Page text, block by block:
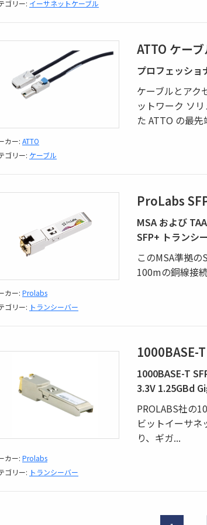
ゴリー: イーサネットケーブル
ATTO ケー
プロフェッショ
ケーブルとアク
ットワーク ソ
た ATTO の最先
カー: ATTO
ゴリー: ケーブル
ProLabs
MSA および
SFP+ トランシ
このMSA準拠
100mの銅線接
カー: Prolabs
ゴリー: トランシーバー
1000BASE-
1000BASE-T
3.3V 1.25GBd
PROLABS社の
ビットイーサネ
り、ギガ...
カー: Prolabs
ゴリー: トランシーバー